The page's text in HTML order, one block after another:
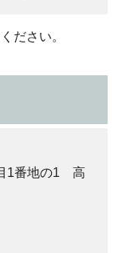
ださい。
1番地の1 高